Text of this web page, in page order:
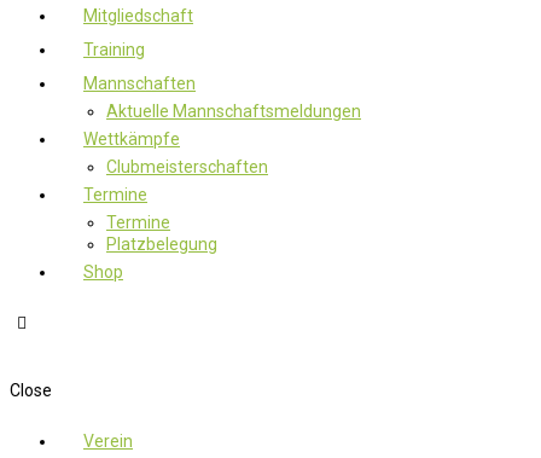
Mitgliedschaft
Training
Mannschaften
Aktuelle Mannschaftsmeldungen
Wettkämpfe
Clubmeisterschaften
Termine
Termine
Platzbelegung
Shop
Close
Verein